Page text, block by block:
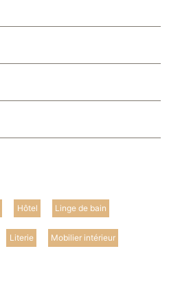
Hôtel Linge de bain
Literie Mobilier intérieur